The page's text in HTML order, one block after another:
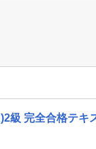
級 完全合格テキ